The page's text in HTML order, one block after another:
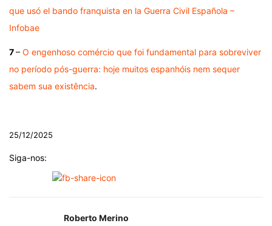
que usó el bando franquista en la Guerra Civil Española –
Infobae
7– O engenhoso comércio que foi fundamental para sobreviver
no período pós-guerra: hoje muitos espanhóis nem sequer
sabem sua existência.
25/12/2025
Siga-nos:
Roberto Merino